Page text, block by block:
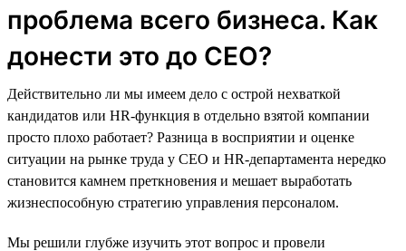
проблема всего бизнеса. Как
донести это до CEO?
Действительно ли мы имеем дело с острой нехваткой
кандидатов или HR-функция в отдельно взятой компании
просто плохо работает? Разница в восприятии и оценке
ситуации на рынке труда у CEO и HR-департамента нередко
становится камнем преткновения и мешает выработать
жизнеспособную стратегию управления персоналом.
Мы решили глубже изучить этот вопрос и провели